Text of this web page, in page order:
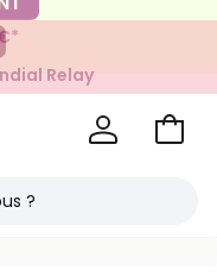
Relay
Voir